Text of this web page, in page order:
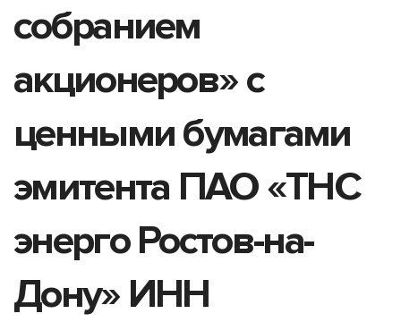
собранием
акционеров» с
ценными бумагами
эмитента ПАО «ТНС
энерго Ростов-на-
Дону» ИНН